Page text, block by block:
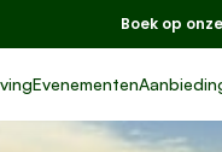
Boek op
Evenementen